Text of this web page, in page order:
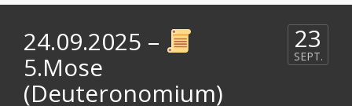
24.09.2025 –
5.Mose
(Deuteronomium)
23
SEPT.